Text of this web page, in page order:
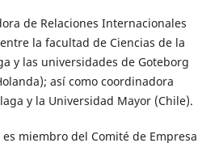
de Relaciones Internacionales
la facultad de Ciencias de la
y las universidades de Goteborg
así como coordinadora
y la Universidad Mayor (Chile).
miembro del Comité de Empresa